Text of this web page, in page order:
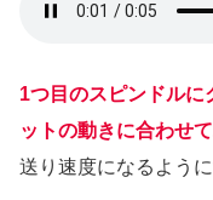
1つ目のスピンドルに
ットの動きに合わせ
送り速度になるよう